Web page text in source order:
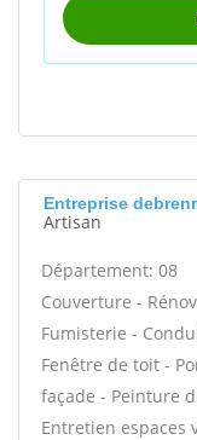
Entreprise
Artisan
Département: 08
Couverture -
Fumisterie -
Fenêtre de toit -
façade - Peinture
Entretien espaces